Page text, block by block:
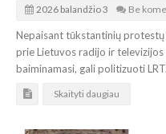
2026 balandžio 3 Be
Nepaisant tūkstantinių
prie Lietuvos radijo ir
baiminamasi, gali politizuoti
Skaityti daugiau